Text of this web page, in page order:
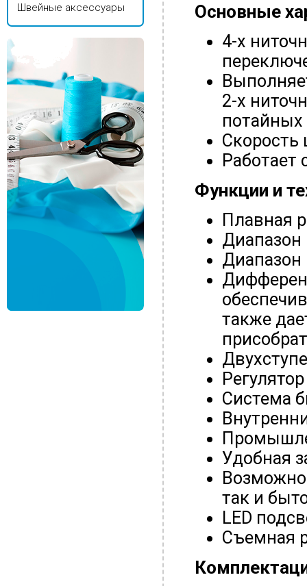
Швейные аксессуары
Основные
4-х
2-х
потайных
Скорость
Работает
Функции и
Плавная
также
Система
Удобная
так и
LED
Съемная